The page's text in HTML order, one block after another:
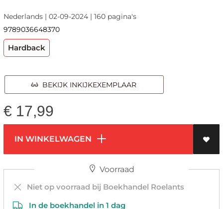
Nederlands | 02-09-2024 | 160 pagina's
9789036648370
Hardback
BEKIJK INKIJKEXEMPLAAR
€ 17,99
IN WINKELWAGEN
Voorraad
Niet op voorraad bij Boekhandel Roelants
In de boekhandel in 1 dag